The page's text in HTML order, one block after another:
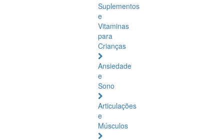
Suplementos
e
Vitaminas
para
Crianças
Ansiedade
e
Sono
Articulações
e
Músculos